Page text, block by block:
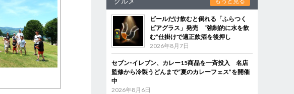
ビールだけ飲むと倒れる「ふらつく
ビアグラス」発売 “強制的に水を飲
む”仕掛けで適正飲酒を後押し
2026年8月7日
セブン‐イレブン、カレー15商品を一斉投入 名店
監修から冷製うどんまで“夏のカレーフェス”を開催
中
2026年8月6日